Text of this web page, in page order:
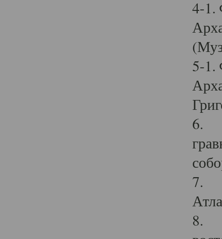
4-1.
5-1.
6.
7.
8.